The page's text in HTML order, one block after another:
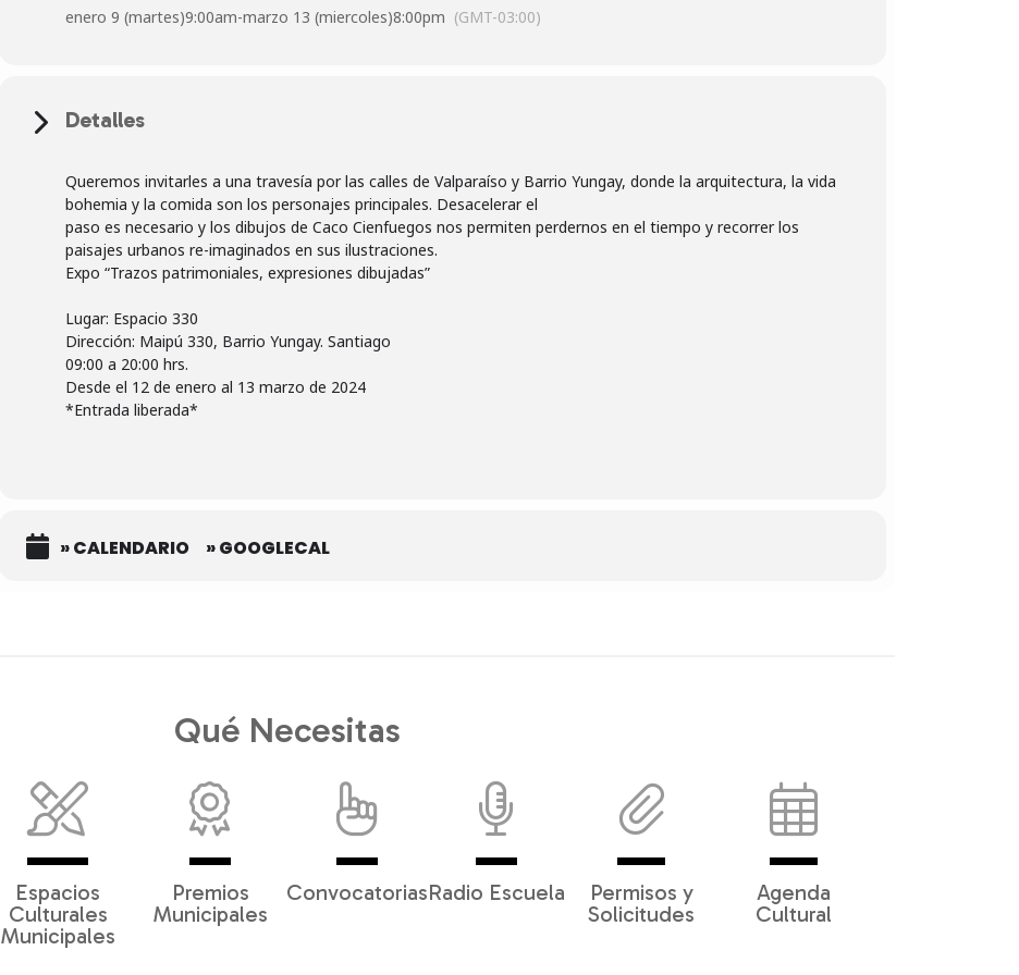
enero 9 (martes)9:00am-marzo 13 (miercoles)8:00pm (GMT-03:00)
Detalles
Queremos invitarles a una travesía por las calles de Valparaíso y Barrio Yungay, donde la arquitectura, la vida
bohemia y la comida son los personajes principales. Desacelerar el
paso es necesario y los dibujos de Caco Cienfuegos nos permiten perdernos en el tiempo y recorrer los
paisajes urbanos re-imaginados en sus ilustraciones.
Expo “Trazos patrimoniales, expresiones dibujadas”
Lugar: Espacio 330
Dirección: Maipú 330, Barrio Yungay. Santiago
09:00 a 20:00 hrs.
Desde el 12 de enero al 13 marzo de 2024
*Entrada liberada*
» CALENDARIO » GOOGLECAL
Qué Necesitas
Espacios
Culturales
Municipales
Premios
Municipales
ConvocatoriasRadio Escuela
Permisos y
Solicitudes
Agenda
Cultural